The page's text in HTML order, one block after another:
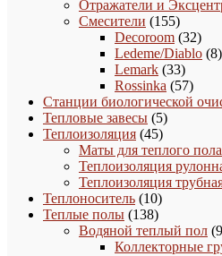
Отражатели и
Смесители 155155
товаров
Decoroom 3232
Ledeme/Diablo 88
Lemark 3333
товара
Rossinka 5757
Станции биологической
Тепловые завесы 55
товаров
Теплоизоляция 4545
товаров
Маты для теплого пола
Теплоизоляция
Теплоизоляция
Теплоноситель 1010
товаров
Теплые полы 138138
товаров
Водяной теплый пол
Коллекторные